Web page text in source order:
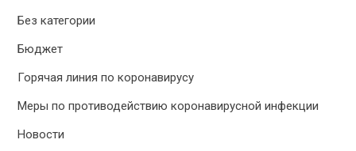
Без категории
Бюджет
Горячая линия по коронавирусу
Меры по противодействию коронавирусной инфекции
Новости